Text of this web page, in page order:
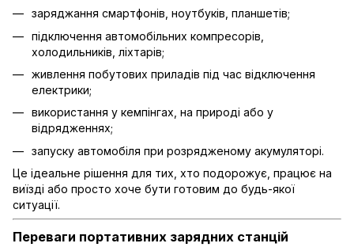
заряджання смартфонів, ноутбуків, планшетів;
підключення автомобільних компресорів,
холодильників, ліхтарів;
живлення побутових приладів під час відключення
електрики;
використання у кемпінгах, на природі або у
відрядженнях;
запуску автомобіля при розрядженому акумуляторі.
Це ідеальне рішення для тих, хто подорожує, працює на
виїзді або просто хоче бути готовим до будь-якої
ситуації.
Переваги портативних зарядних станцій